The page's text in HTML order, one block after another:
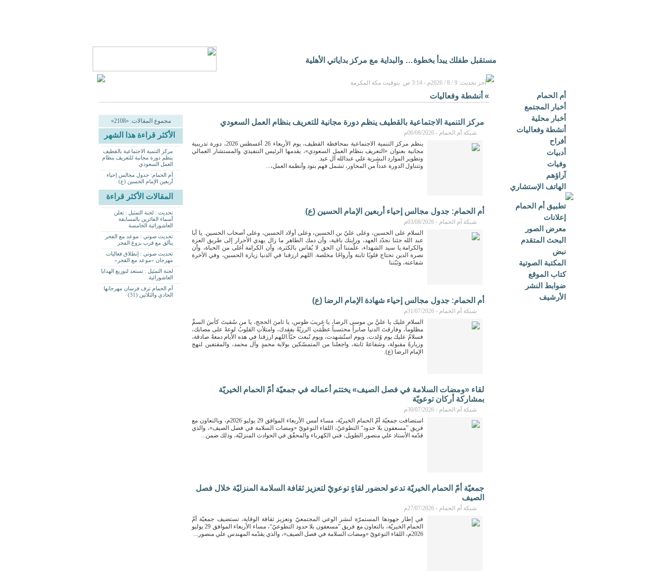
مستقبل طفلك يبدأ بخطوة… والبداية مع مركز بداياتي الأهلية
آخر تحديث: 9 / 8 / 2026م - 3:14 ص بتوقيت مكة المكرمة
أم الحمام
أخبار المجتمع
أخبار محلية
أنشطة وفعاليات
أفراح
أدبيات
وفيات
آراؤهم
الهاتف الإستشاري
تطبيق أم الحمام
إعلانات
معرض الصور
البحث المتقدم
نبض
المكتبة الصوتية
كتاب الموقع
ضوابط النشر
الأرشيف
» أنشطة وفعاليات
مجموع المقالات: «2108»
الأكثر قراءة هذا الشهر
مركز التنمية الاجتماعية بالقطيف
ينظم دورة مجانية للتعريف بنظام
العمل السعودي
أم الحمام: جدول مجالس إحياء
أربعين الإمام الحسين (ع)
المقالات الأكثر قراءة
تحديث : لجنة التمثيل : تعلن
أسماء الفائزين بالمسابقة
العاشورائية الخامسة
تحديث صوتي : موعد مع الفجر
يتألق مع قرب بزوغ الفجر
تحديث صوتي : إنطلاق فعاليات
مهرجان «موعد مع الفجر»
لجنة التمثيل : تستعد لتوزيع الهدايا
العاشورائية
أم الحمام تزف فرسان مهرجانها
الحادي والثلاثين (31)
مركز التنمية الاجتماعية بالقطيف ينظم دورة مجانية للتعريف بنظام العمل السعودي
شبكة أم الحمام - 06/08/2026م
ينظم مركز التنمية الاجتماعية بمحافظة القطيف، يوم الأربعاء 26 أغسطس 2026، دورة تدريبية
مجانية بعنوان «التعريف بنظام العمل السعودي»، يقدمها الرئيس التنفيذي والمستشار العمالي
وتطوير الموارد البشرية علي عبدالله آل عيد.
وتتناول الدورة عدداً من المحاور، تشمل فهم بنود وأنظمة العمل،...
أم الحمام: جدول مجالس إحياء أربعين الإمام الحسين (ع)
شبكة أم الحمام - 03/08/2026م
السلام على الحسين، وعلى عليّ بن الحسين، وعلى أولاد الحسين، وعلى أصحاب الحسين. يا أبا
عبد الله جئنا نجدّد العهد، ورايتك باقية، وأن دمك الطاهر ما زال يهدي الأحرار إلى طريق العزة
والكرامة.يا سيد الشهداء، علّمتنا أن الحق لا يُقاس بالكثرة، وأن الكرامة أغلى من الحياة، وأن
نصرة الدين تحتاج قلوبًا ثابتة وأرواحًا مخلصة. اللهم ارزقنا في الدنيا زيارة الحسين، وفي الآخرة
شفاعته، وثبّتنا
أم الحمام: جدول مجالس إحياء شهادة الإمام الرضا (ع)
شبكة أم الحمام - 31/07/2026م
السلام عليك يا عليَّ بن موسى الرضا، يا غريبَ طوس، يا ثامنَ الحجج، يا من سُقيتَ كأسَ السمِّ
مظلوماً، وفارقتَ الدنيا صابراً محتسباً.عظُمَتِ الرزيّةُ بفقدك، وامتلأتِ القلوبُ لوعةً على مصابك،
فسلامٌ عليك يوم وُلدت، ويوم استُشهدت، ويوم تُبعث حيّاً.اللهم ارزقنا في هذه الأيام دمعةً صادقة،
وزيارةً مقبولة، وشفاعةً ثابتة، واجعلنا من المتمسّكين بولاية محمدٍ وآل محمد، والمقتفين لنهج
الإمام الرضا (ع).
لقاء «ومضات السلامة في فصل الصيف» يختتم أعماله في جمعيّة أمّ الحمام الخيريّة
بمشاركة أركان توعويّة
شبكة أم الحمام - 30/07/2026م
استضافت جمعيّة أمّ الحمام الخيريّة، مساء أمس الأربعاء الموافق 29 يوليو 2026م، وبالتعاون مع
فريق ”مسعفون بلا حدود“ التطوعيّ، اللقاء التوعويّ «ومضات السلامة في فصل الصيف»، والذي
قدّمه الأستاذ علي منصور الطويل، فني الكهرباء والمحقّق في الحوادث المنزليّة، وذلك ضمن...
جمعيّة أمّ الحمام الخيريّة تدعو لحضور لقاءٍ توعويّ لتعزيز ثقافة السلامة المنزليّة خلال فصل
الصيف
شبكة أم الحمام - 27/07/2026م
في إطار جهودها المستمرّة لنشر الوعي المجتمعيّ وتعزيز ثقافة الوقاية، تستضيف جمعيّة أمّ
الحمام الخيريّة، بالتعاون مع فريق ”مسعفون بلا حدود التطوعيّ“، مساء الأربعاء الموافق 29 يوليو
2026م، اللقاء التوعويّ «ومضات السلامة في فصل الصيف»، والذي يقدّمه المهندس علي منصور...